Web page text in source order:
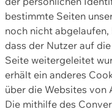
bestimmte Seiten
noch nicht abgelaufen,
dass der Nutzer auf
Seite weitergeleitet
erhält ein anderes
über die Websites von
Die mithilfe des